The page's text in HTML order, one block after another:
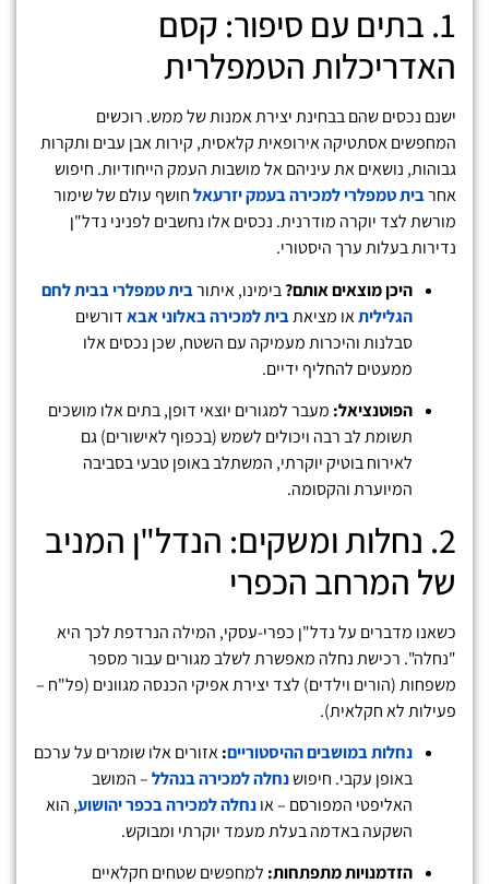
1. בתים עם סיפור: קסם
האדריכלות הטמפלרית
ישנם נכסים שהם בבחינת יצירת אמנות של ממש. רוכשים
המחפשים אסתטיקה אירופאית קלאסית, קירות אבן עבים ותקרות
גבוהות, נושאים את עיניהם אל מושבות העמק הייחודיות. חיפוש
אחרבית טמפלרי למכירה בעמק יזרעאלחושף עולם של שימור
מורשת לצד יוקרה מודרנית. נכסים אלו נחשבים לפניני נדל"ן
נדירות בעלות ערך היסטורי.
היכן מוצאים אותם?בימינו, איתורבית טמפלרי בבית לחם
הגליליתאו מציאתבית למכירה באלוני אבאדורשים
סבלנות והיכרות מעמיקה עם השטח, שכן נכסים אלו
ממעטים להחליף ידיים.
הפוטנציאל: מעבר למגורים יוצאי דופן, בתים אלו מושכים
תשומת לב רבה ויכולים לשמש (בכפוף לאישורים) גם
לאירוח בוטיק יוקרתי, המשתלב באופן טבעי בסביבה
המיוערת והקסומה.
2. נחלות ומשקים: הנדל"ן המניב
של המרחב הכפרי
כשאנו מדברים על נדל"ן כפרי-עסקי, המילה הנרדפת לכך היא
"נחלה". רכישת נחלה מאפשרת לשלב מגורים עבור מספר
משפחות (הורים וילדים) לצד יצירת אפיקי הכנסה מגוונים (פל"ח –
פעילות לא חקלאית).
נחלות במושבים ההיסטוריים:אזורים אלו שומרים על ערכם
באופן עקבי. חיפושנחלה למכירה בנהלל– המושב
האליפטי המפורסם – אונחלה למכירה בכפר יהושוע, הוא
השקעה באדמה בעלת מעמד יוקרתי ומבוקש.
הזדמנויות מתפתחות: למחפשים שטחים חקלאיים